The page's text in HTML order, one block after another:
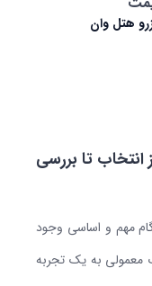
هتل وان
انتخاب تا بررسی
مهم و اساسی وجود
معمولی به یک تجربه